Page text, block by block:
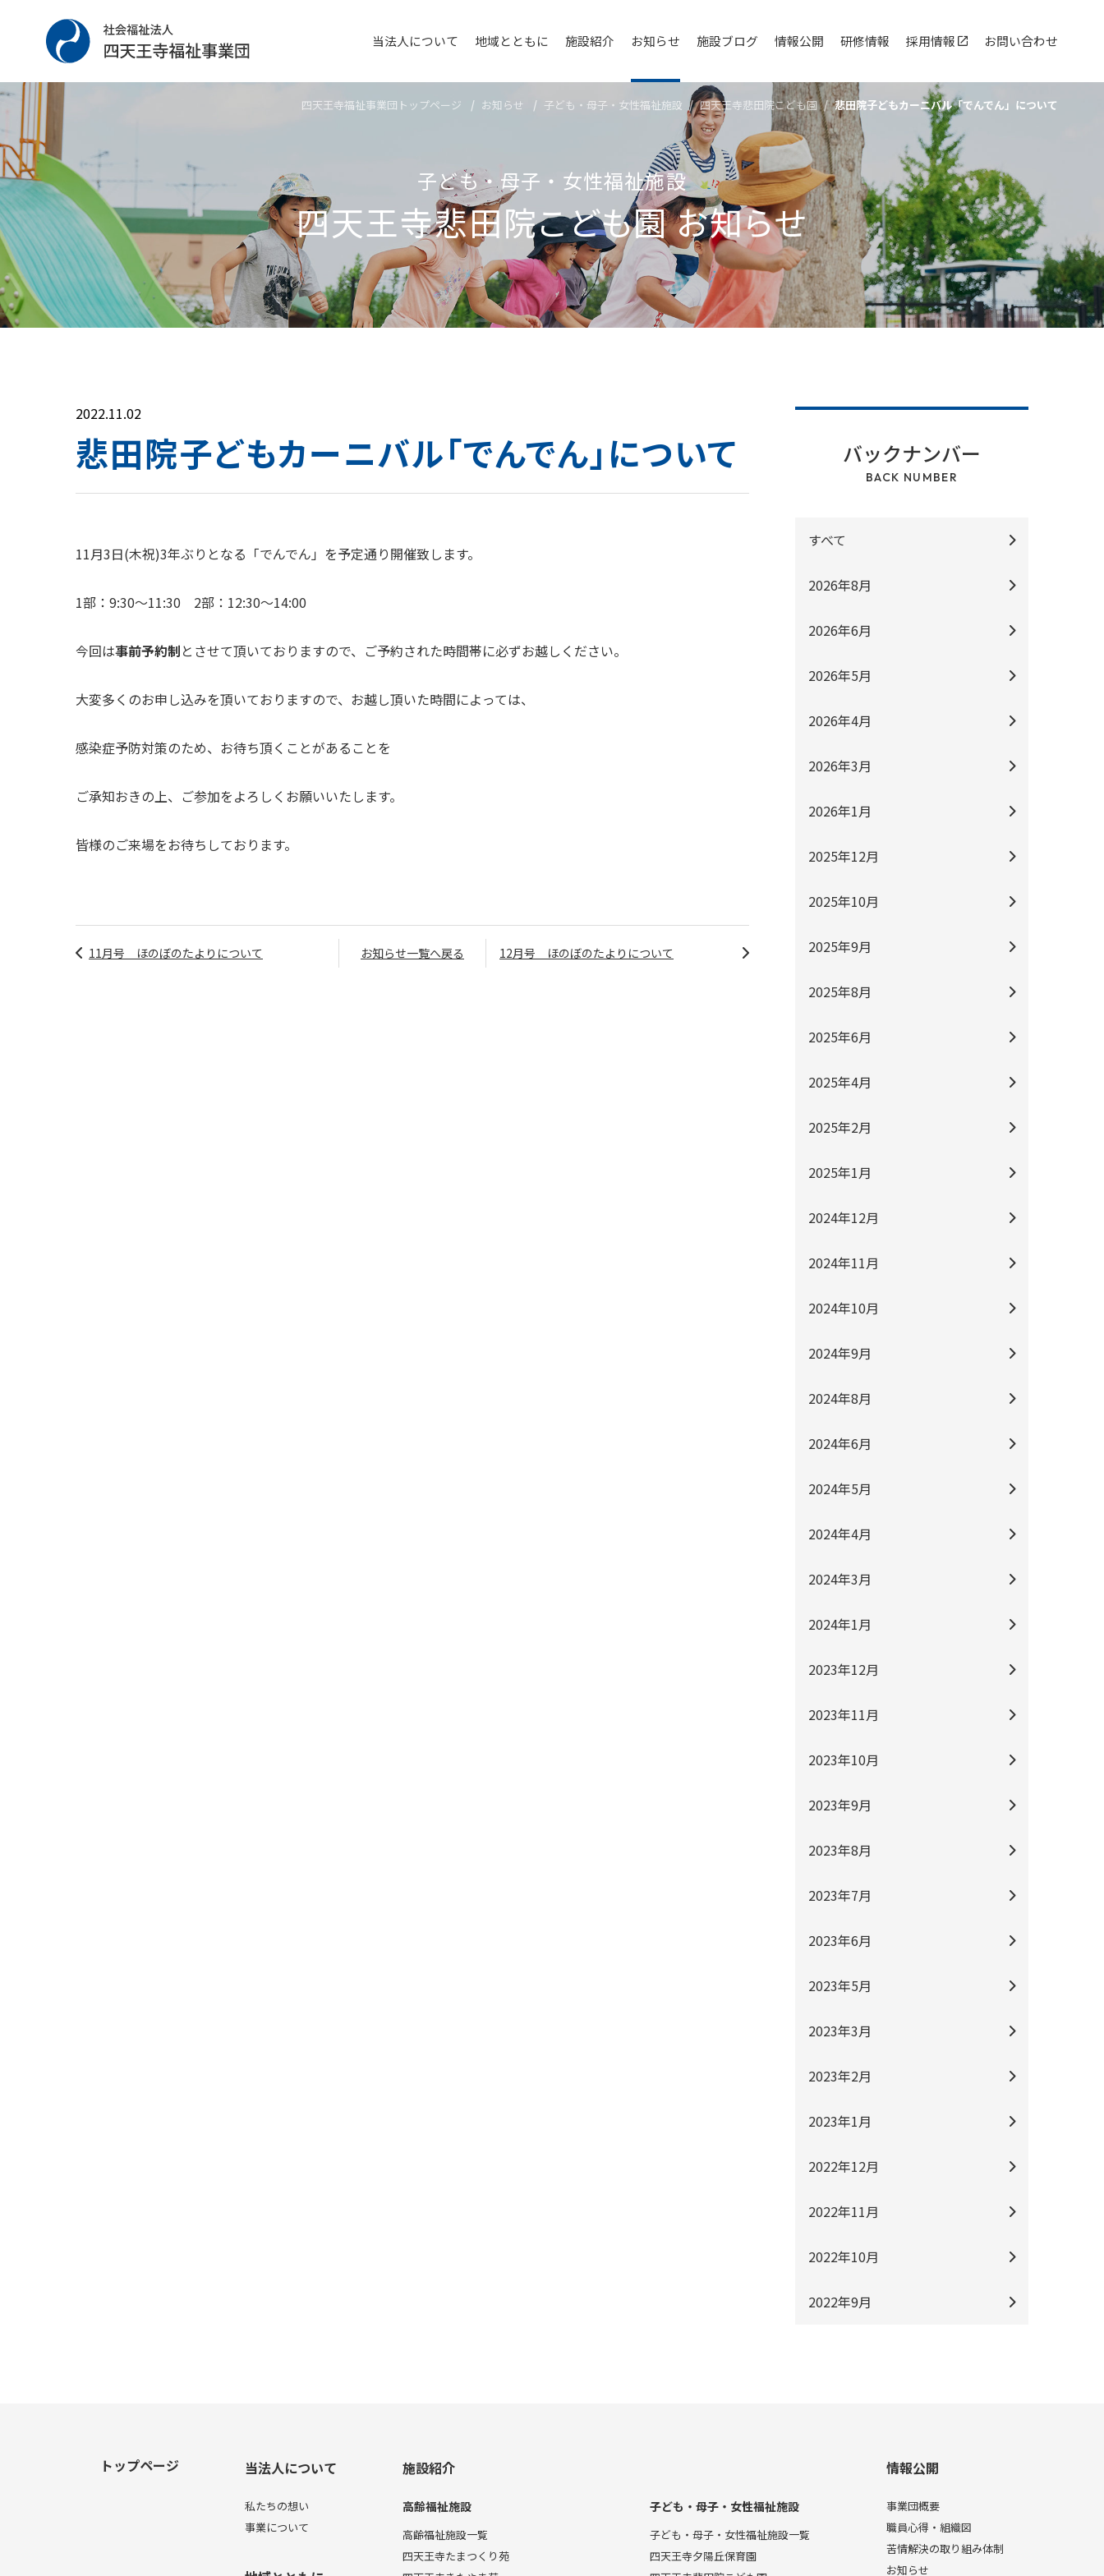
当法人について 地域とともに 施設紹介 お知らせ 施設ブログ 情報公開 研修情報 採用情報 お問い合わせ
四天王寺福祉事業団トップページ お知らせ 子ども・母子・女性福祉施設 四天王寺悲⽥院こども園 悲田院子どもカーニバル「でんでん」について
子ども・母子・女性福祉施設
四天王寺悲⽥院こども園お知らせ
2022.11.02
悲田院子どもカーニバル「でんでん」について
11月3日(木祝)3年ぶりとなる「でんでん」を予定通り開催致します。
1部：9:30～11:30 2部：12:30～14:00
今回は事前予約制とさせて頂いておりますので、ご予約された時間帯に必ずお越しください。
大変多くのお申し込みを頂いておりますので、お越し頂いた時間によっては、
感染症予防対策のため、お待ち頂くことがあることを
ご承知おきの上、ご参加をよろしくお願いいたします。
皆様のご来場をお待ちしております。
11月号 ほのぼのたよりについて お知らせ一覧へ戻る 12月号 ほのぼのたよりについて
バックナンバー
BACK NUMBER
すべて
2026年8月
2026年6月
2026年5月
2026年4月
2026年3月
2026年1月
2025年12月
2025年10月
2025年9月
2025年8月
2025年6月
2025年4月
2025年2月
2025年1月
2024年12月
2024年11月
2024年10月
2024年9月
2024年8月
2024年6月
2024年5月
2024年4月
2024年3月
2024年1月
2023年12月
2023年11月
2023年10月
2023年9月
2023年8月
2023年7月
2023年6月
2023年5月
2023年3月
2023年2月
2023年1月
2022年12月
2022年11月
2022年10月
2022年9月
トップページ 当法人について
私たちの想い
事業について
施設紹介
高齢福祉施設
高齢福祉施設一覧
四天王寺たまつくり苑
子ども・母子・女性福祉施設
子ども・母子・女性福祉施設一覧
四天王寺夕陽丘保育園
情報公開
事業団概要
職員心得・組織図
苦情解決の取り組み体制
お知らせ